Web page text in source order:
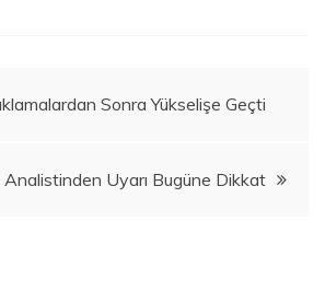
Sonra Yükselişe Geçti
Uyarı Bugüne Dikkat